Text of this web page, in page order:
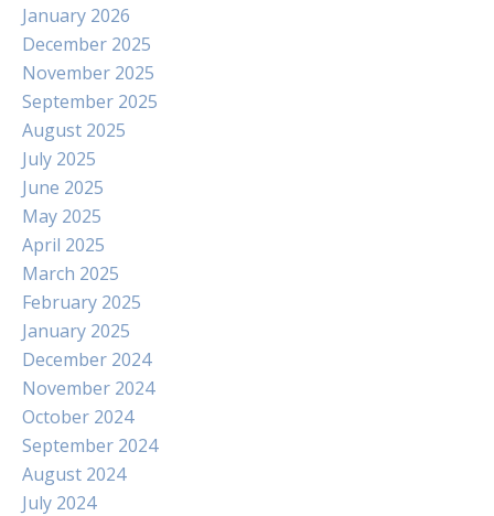
January 2026
December 2025
November 2025
September 2025
August 2025
July 2025
June 2025
May 2025
April 2025
March 2025
February 2025
January 2025
December 2024
November 2024
October 2024
September 2024
August 2024
July 2024